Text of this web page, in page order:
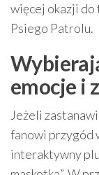
więcej okazji do
Psiego Patrolu.
emocje i
Jeżeli
fanowi przygód
interaktywny